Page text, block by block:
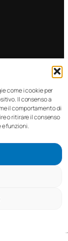
come i cookie per
Il consenso a
il comportamento di
o ritirare il consenso
funzioni. Facebook
riservati. – P.I.